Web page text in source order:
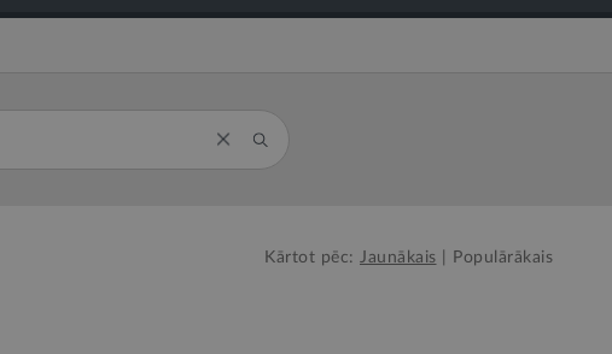
Kārtot pēc: Jaunākais Populārākais